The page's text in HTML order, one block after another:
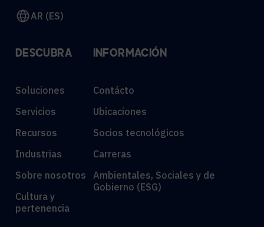
AR (ES)
DESCUBRA
Soluciones
Servicios
Recursos
Industrias
Sobre nosotros
Cultura y
pertenencia
INFORMACIÓN
Contácto
Ubicaciones
Socios tecnológicos
Carreras
Ambientales, Sociales y de
Gobierno (ESG)